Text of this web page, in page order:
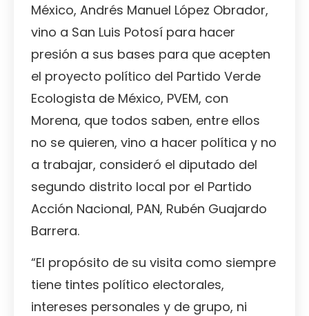
México, Andrés Manuel López Obrador,
vino a San Luis Potosí para hacer
presión a sus bases para que acepten
el proyecto político del Partido Verde
Ecologista de México, PVEM, con
Morena, que todos saben, entre ellos
no se quieren, vino a hacer política y no
a trabajar, consideró el diputado del
segundo distrito local por el Partido
Acción Nacional, PAN, Rubén Guajardo
Barrera.
“El propósito de su visita como siempre
tiene tintes político electorales,
intereses personales y de grupo, ni